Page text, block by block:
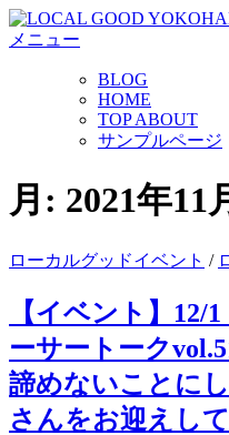
コ
ン
キ
ッ
メニュー
BLOG
HOME
TOP ABOUT
サンプルページ
月: 2021年11
ローカルグッドイベント /
【イベント】12/
ーサートーク
諦めないことに
さんをお迎えして